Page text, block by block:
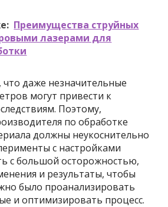
Преимущества струйных
лазерами для
даже незначительные
могут привести к
Поэтому,
по обработке
должны неукоснительно
с настройками
с большой осторожностью,
и результаты, чтобы
было проанализировать
и оптимизировать процесс.